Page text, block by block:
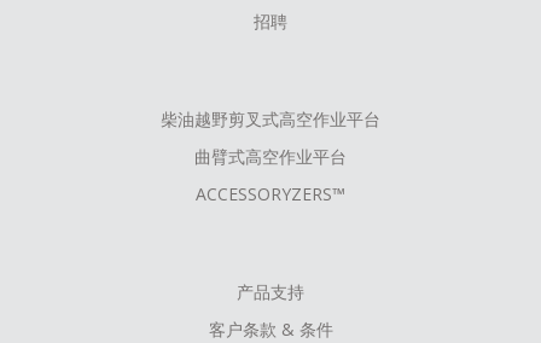
招聘
柴油越野剪叉式高空作业平台
曲臂式高空作业平台
ACCESSORYZERS™
产品支持
客户条款 & 条件